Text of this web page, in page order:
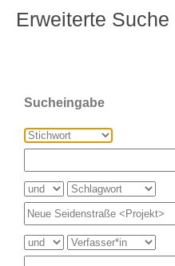
Erweiterte Suche
Sucheingabe